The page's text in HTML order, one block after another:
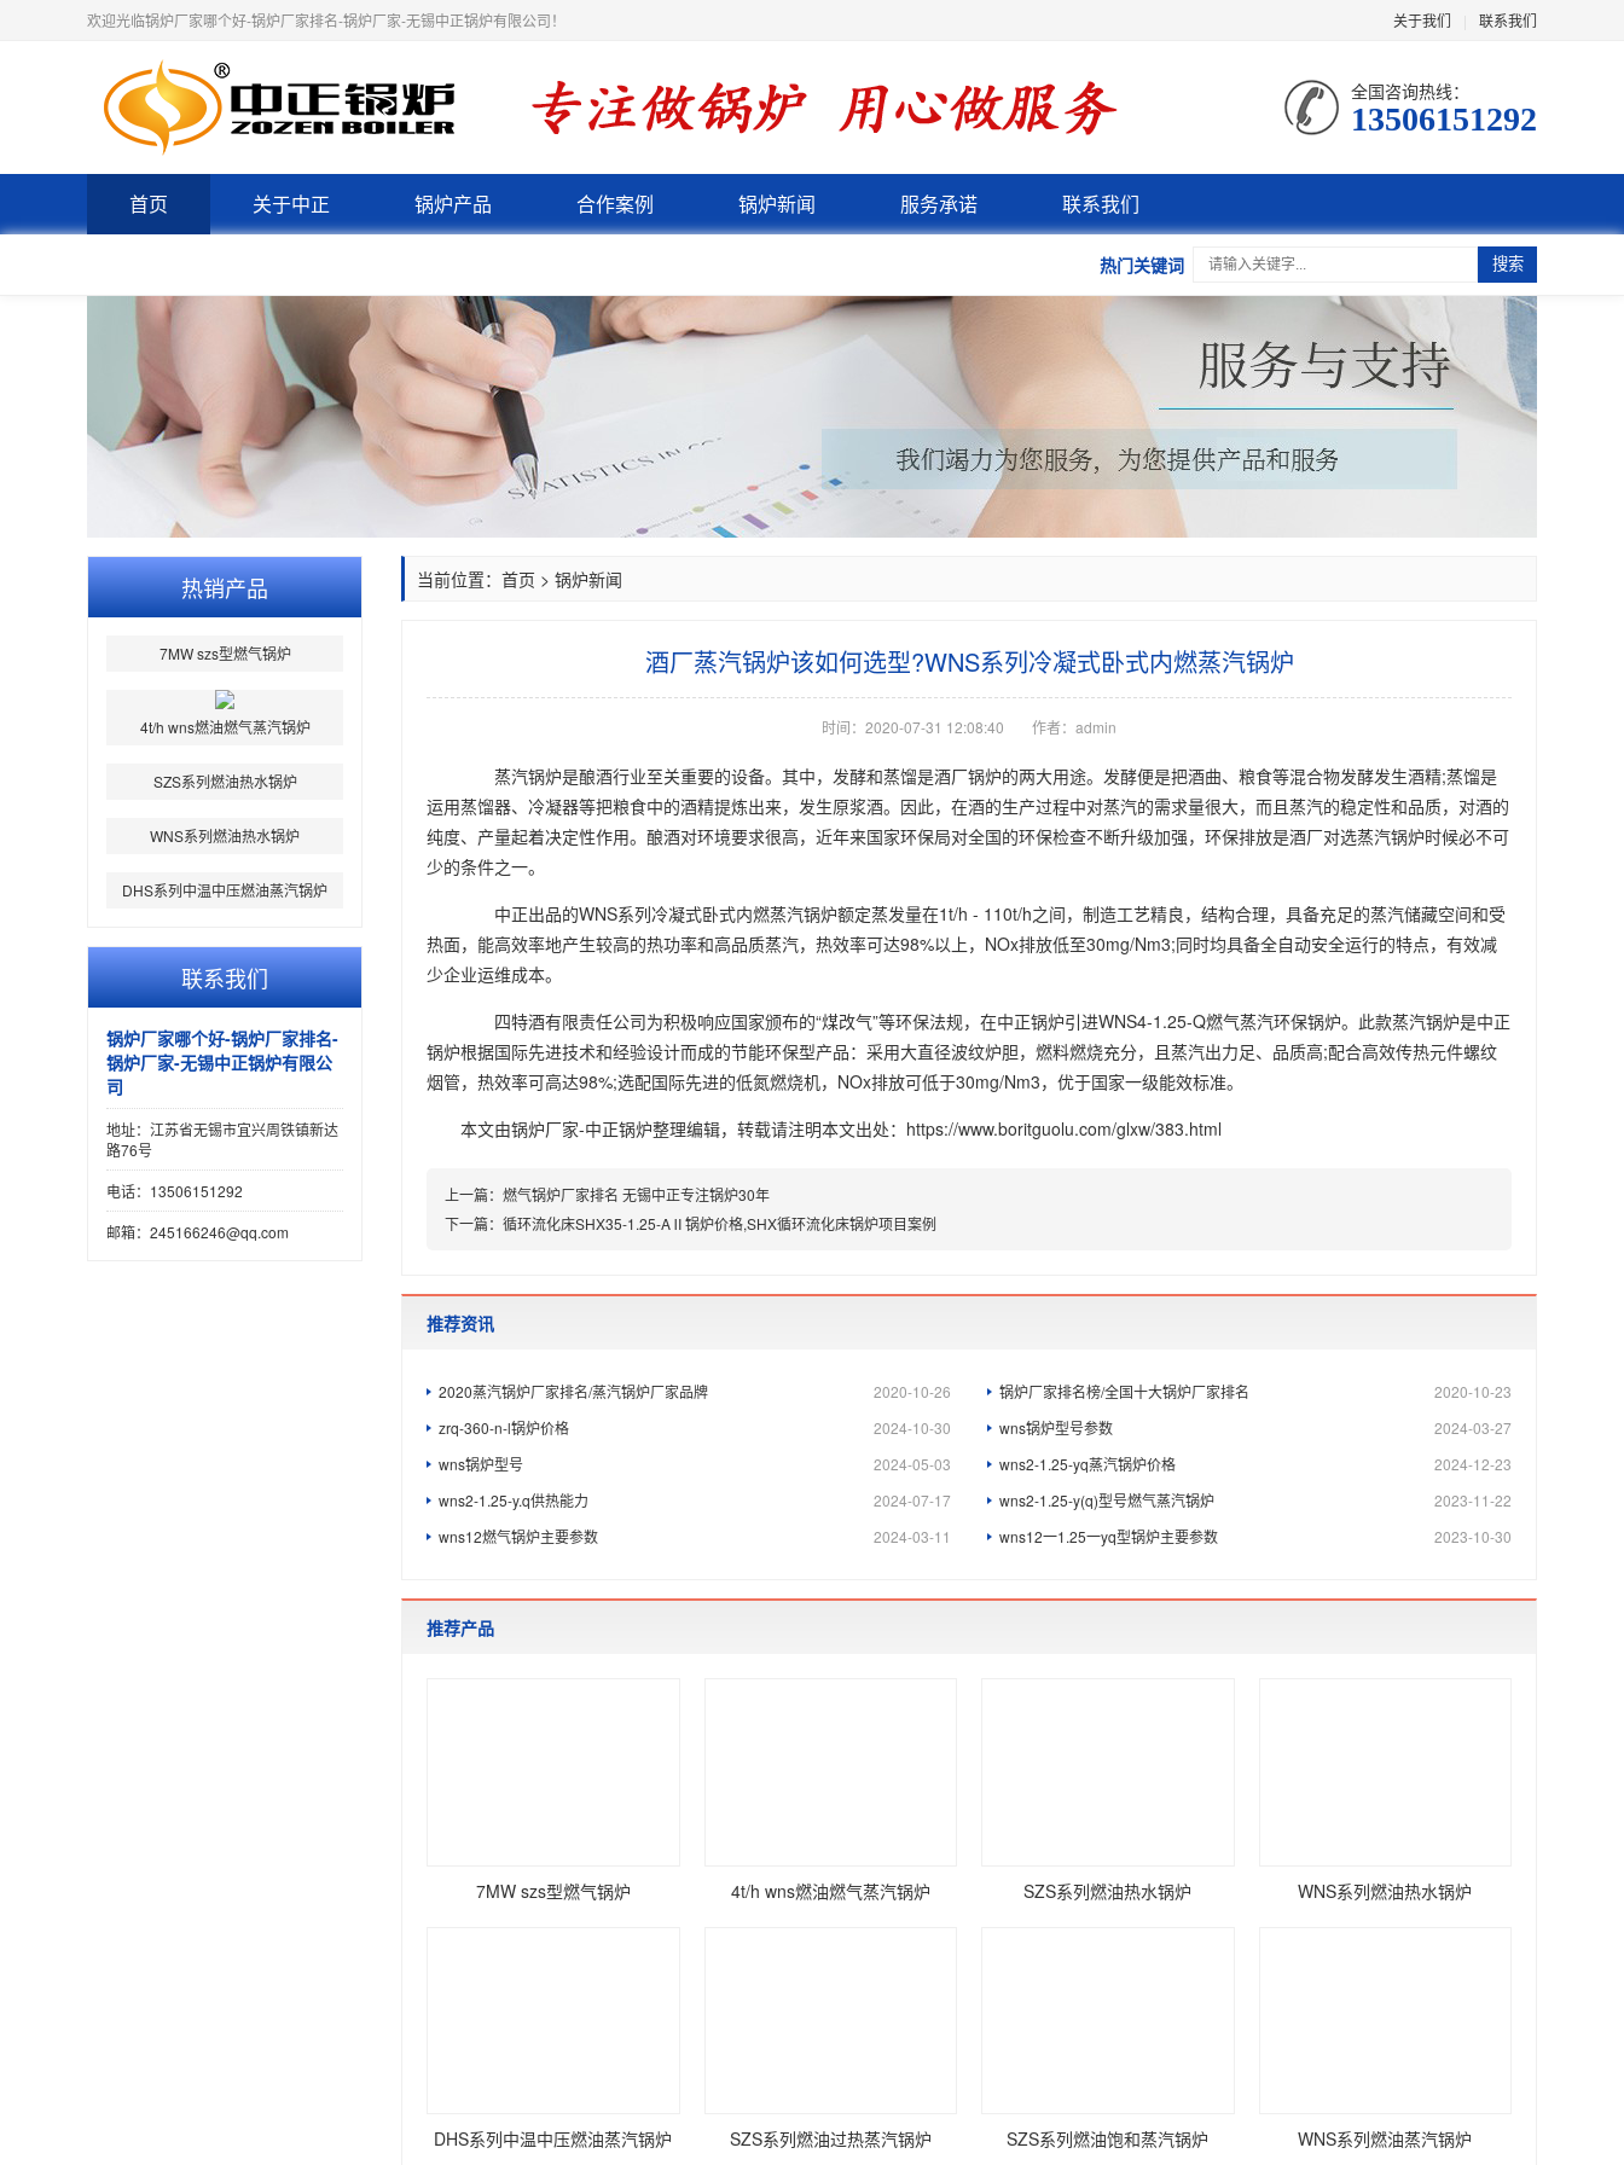
关于我们 联系我们
欢迎光临锅炉厂家哪个好-锅炉厂家排名-锅炉厂家-无锡中正锅炉有限公司！
全国咨询热线：
13506151292
首页 关于中正 锅炉产品 合作案例 锅炉新闻 服务承诺 联系我们
热门关键词 搜索
热销产品
7MW szs型燃气锅炉
4t/h wns燃油燃气蒸汽锅炉
联系我们
锅炉厂家-无锡中正锅炉有限公
司
地址：江苏省无锡市宜兴周铁镇新达
路76号
电话：13506151292
邮箱：245166246@qq.com
当前位置： 首页 > 锅炉新闻
酒厂蒸汽锅炉该如何选型?WNS系列冷凝式卧式内燃蒸汽锅炉
时间：2020-07-31 12:08:40 作者：admin
蒸汽锅炉是酿酒行业至关重要的设备。其中，发酵和蒸馏是酒厂锅炉的两大用途。发酵便是把酒曲、粮食等混合物发酵发生酒精;蒸馏是
运用蒸馏器、冷凝器等把粮食中的酒精提炼出来，发生原浆酒。因此，在酒的生产过程中对蒸汽的需求量很大，而且蒸汽的稳定性和品质，对酒的
纯度、产量起着决定性作用。酿酒对环境要求很高，近年来国家环保局对全国的环保检查不断升级加强，环保排放是酒厂对选蒸汽锅炉时候必不可
少的条件之一。
中正出品的WNS系列冷凝式卧式内燃蒸汽锅炉额定蒸发量在1t/h - 110t/h之间，制造工艺精良，结构合理，具备充足的蒸汽储藏空间和受
热面，能高效率地产生较高的热功率和高品质蒸汽，热效率可达98%以上，NOx排放低至30mg/Nm3;同时均具备全自动安全运行的特点，有效减
少企业运维成本。
四特酒有限责任公司为积极响应国家颁布的“煤改气”等环保法规，在中正锅炉引进WNS4-1.25-Q燃气蒸汽环保锅炉。此款蒸汽锅炉是中正
锅炉根据国际先进技术和经验设计而成的节能环保型产品：采用大直径波纹炉胆，燃料燃烧充分，且蒸汽出力足、品质高;配合高效传热元件螺纹
烟管，热效率可高达98%;选配国际先进的低氮燃烧机，NOx排放可低于30mg/Nm3，优于国家一级能效标准。
本文由锅炉厂家-中正锅炉整理编辑，转载请注明本文出处：https://www.boritguolu.com/glxw/383.html
上一篇： 燃气锅炉厂家排名 无锡中正专注锅炉30年
下一篇： 循环流化床SHX35-1.25-AⅡ锅炉价格,SHX循环流化床锅炉项目案例
推荐资讯
2020-10-26
2020蒸汽锅炉厂家排名/蒸汽锅炉厂家品牌 2020-10-23
锅炉厂家排名榜/全国十大锅炉厂家排名
2024-10-30
zrq-360-n-l锅炉价格 2024-03-27
wns锅炉型号参数
2024-05-03
wns锅炉型号 2024-12-23
wns2-1.25-yq蒸汽锅炉价格
2024-07-17
wns2-1.25-y.q供热能力 2023-11-22
wns2-1.25-y(q)型号燃气蒸汽锅炉
2024-03-11
wns12燃气锅炉主要参数 2023-10-30
wns12一1.25一yq型锅炉主要参数
推荐产品
7MW szs型燃气锅炉 4t/h wns燃油燃气蒸汽锅炉 SZS系列燃油热水锅炉 WNS系列燃油热水锅炉
DHS系列中温中压燃油蒸汽锅炉 SZS系列燃油过热蒸汽锅炉 SZS系列燃油饱和蒸汽锅炉 WNS系列燃油蒸汽锅炉